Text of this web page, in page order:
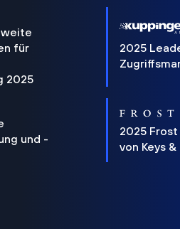
für
2025
2025
und -
2025 Frost
von Keys